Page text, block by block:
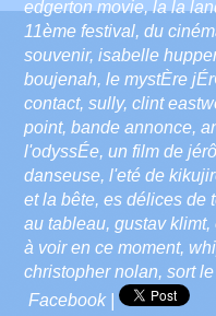
edgerton movie,la la
11ème festival, du
souvenir, isabelle
boujenah, le mystÈre
contact, sully, clint
point, bande annonce,
l'odyssÉe, un film de
danseuse, l'eté de
et la bête, es délices de
au tableau, gustav klimt,
à voir en ce moment,
christopher nolan, sort
Facebook|